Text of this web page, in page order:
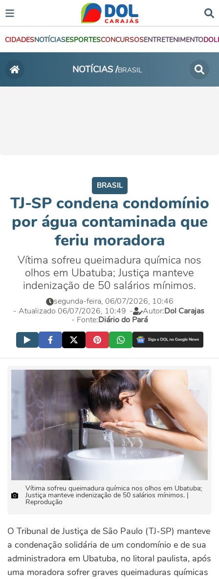
CIDADESNOTÍCIASESPORTESCONCURSOSENTRETENIMENTO
NOTÍCIAS /BRASIL
BRASIL
TJ-SP condena condomínio
por água contaminada que
feriu moradora
Vítima sofreu queimadura química nos
olhos em Ubatuba; Justiça manteve
indenização de 50 salários mínimos.
segunda-feira, 06/07/2026, 10:46
- Atualizado 06/07/2026, 10:49 - Autor:Dol Carajas
- Fonte:Diário do Pará
Vítima sofreu queimadura química nos olhos em Ubatuba;
Justiça manteve indenização de 50 salários mínimos. |
Reprodução
O Tribunal de Justiça de São Paulo (TJ-SP) manteve
a condenação solidária de um condomínio e de sua
administradora em Ubatuba, no litoral paulista, após
uma moradora sofrer graves queimaduras químicas